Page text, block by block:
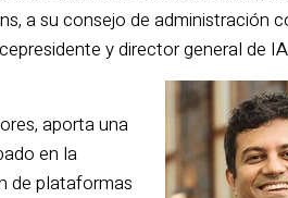
a su consejo de administración
y director general de
aporta una
en la
de plataformas